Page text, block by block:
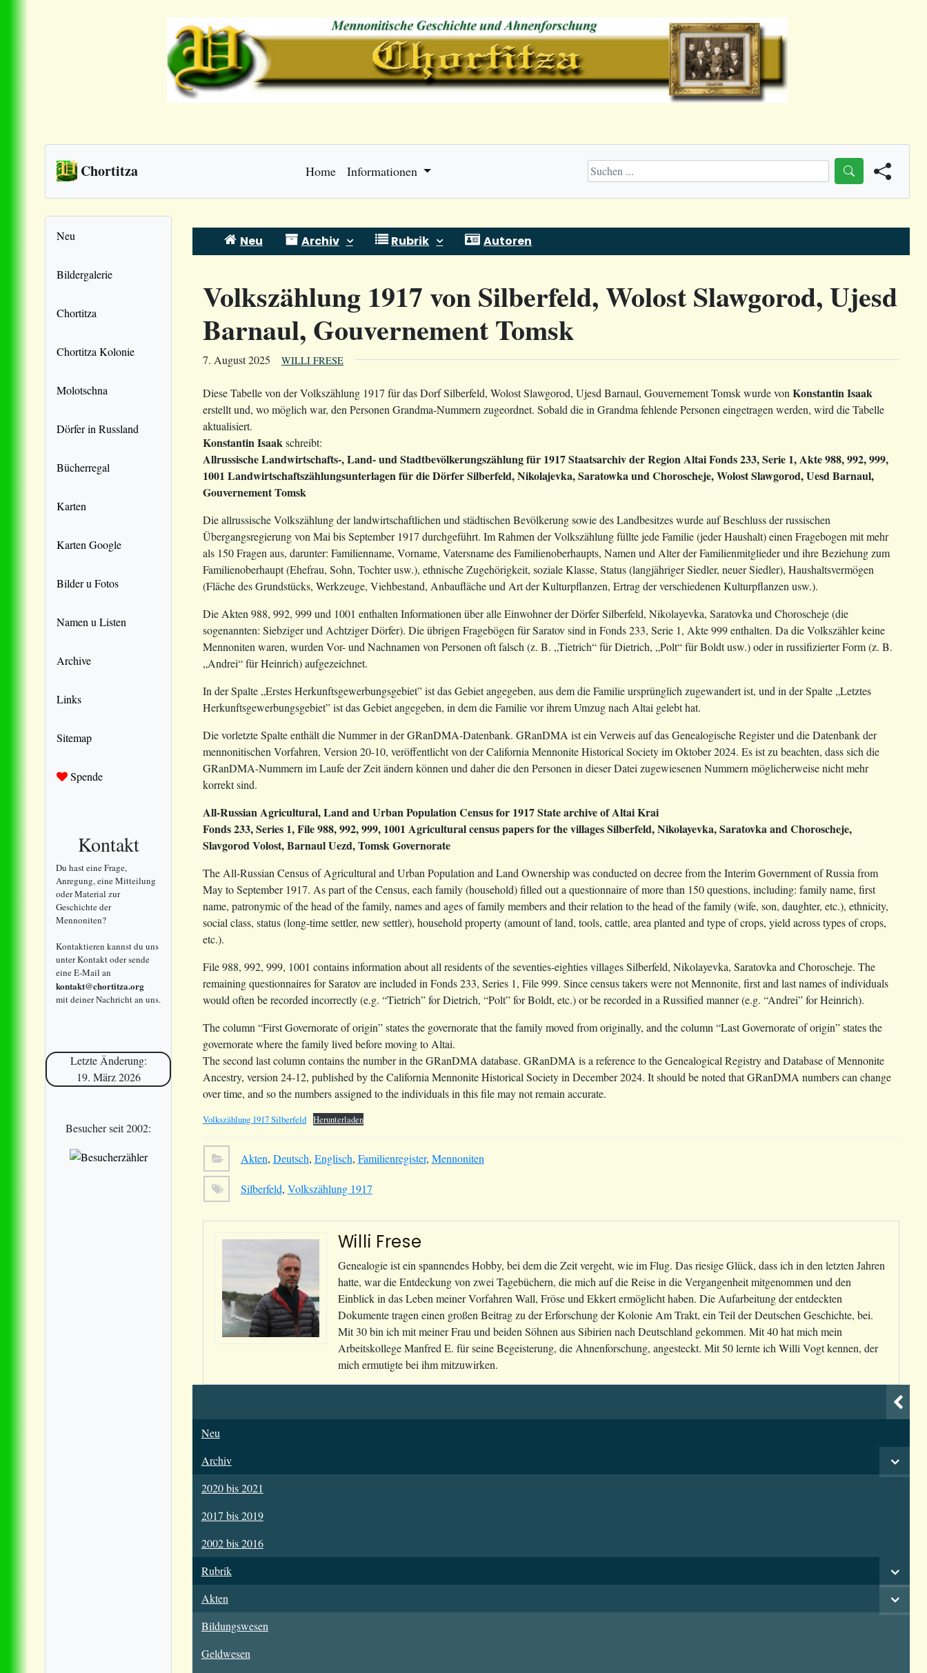
Chortitza Home Informationen
Neu
Bildergalerie
Chortitza
Chortitza Kolonie
Molotschna
Dörfer in Russland
Bücherregal
Karten
Karten Google
Bilder u Fotos
Namen u Listen
Archive
Links
Sitemap
Spende
Kontakt
Du hast eine Frage,
Anregung, eine Mitteilung
oder Material zur
Geschichte der
Mennoniten?
Kontaktieren kannst du uns
unter Kontakt oder sende
eine E-Mail an
kontakt@chortitza.org
mit deiner Nachricht an uns.
Letzte Änderung:
19. März 2026
Besucher seit 2002:
Skip
content
Neu Archiv Rubrik Autoren
Volkszählung 1917 von Silberfeld, Wolost Slawgorod, Ujesd
Barnaul, Gouvernement Tomsk
7. August 2025 WILLI FRESE
Diese Tabelle von der Volkszählung 1917 für das Dorf Silberfeld, Wolost Slawgorod, Ujesd Barnaul, Gouvernement Tomsk wurde von Konstantin Isaak
erstellt und, wo möglich war, den Personen Grandma-Nummern zugeordnet. Sobald die in Grandma fehlende Personen eingetragen werden, wird die Tabelle
aktualisiert.
Konstantin Isaak schreibt:
Allrussische Landwirtschafts-, Land- und Stadtbevölkerungszählung für 1917 Staatsarchiv der Region Altai Fonds 233, Serie 1, Akte 988, 992, 999,
1001 Landwirtschaftszählungsunterlagen für die Dörfer Silberfeld, Nikolajevka, Saratowka und Choroscheje, Wolost Slawgorod, Uesd Barnaul,
Gouvernement Tomsk
Die allrussische Volkszählung der landwirtschaftlichen und städtischen Bevölkerung sowie des Landbesitzes wurde auf Beschluss der russischen
Übergangsregierung von Mai bis September 1917 durchgeführt. Im Rahmen der Volkszählung füllte jede Familie (jeder Haushalt) einen Fragebogen mit mehr
als 150 Fragen aus, darunter: Familienname, Vorname, Vatersname des Familienoberhaupts, Namen und Alter der Familienmitglieder und ihre Beziehung zum
Familienoberhaupt (Ehefrau, Sohn, Tochter usw.), ethnische Zugehörigkeit, soziale Klasse, Status (langjähriger Siedler, neuer Siedler), Haushaltsvermögen
(Fläche des Grundstücks, Werkzeuge, Viehbestand, Anbaufläche und Art der Kulturpflanzen, Ertrag der verschiedenen Kulturpflanzen usw.).
Die Akten 988, 992, 999 und 1001 enthalten Informationen über alle Einwohner der Dörfer Silberfeld, Nikolayevka, Saratovka und Choroscheje (die
sogenannten: Siebziger und Achtziger Dörfer). Die übrigen Fragebögen für Saratov sind in Fonds 233, Serie 1, Akte 999 enthalten. Da die Volkszähler keine
Mennoniten waren, wurden Vor- und Nachnamen von Personen oft falsch (z. B. „Tietrich“ für Dietrich, „Polt“ für Boldt usw.) oder in russifizierter Form (z. B.
„Andrei“ für Heinrich) aufgezeichnet.
In der Spalte „Erstes Herkunftsgewerbungsgebiet” ist das Gebiet angegeben, aus dem die Familie ursprünglich zugewandert ist, und in der Spalte „Letztes
Herkunftsgewerbungsgebiet” ist das Gebiet angegeben, in dem die Familie vor ihrem Umzug nach Altai gelebt hat.
Die vorletzte Spalte enthält die Nummer in der GRanDMA-Datenbank. GRanDMA ist ein Verweis auf das Genealogische Register und die Datenbank der
mennonitischen Vorfahren, Version 20-10, veröffentlicht von der California Mennonite Historical Society im Oktober 2024. Es ist zu beachten, dass sich die
GRanDMA-Nummern im Laufe der Zeit ändern können und daher die den Personen in dieser Datei zugewiesenen Nummern möglicherweise nicht mehr
korrekt sind.
All-Russian Agricultural, Land and Urban Population Census for 1917State archive of Altai Krai
Fonds 233, Series 1, File 988, 992, 999, 1001 Agricultural census papers for the villages Silberfeld, Nikolayevka, Saratovka and Choroscheje,
Slavgorod Volost, Barnaul Uezd, Tomsk Governorate
The All-Russian Census of Agricultural and Urban Population and Land Ownership was conducted on decree from the Interim Government of Russia from
May to September 1917. As part of the Census, each family (household) filled out a questionnaire of more than 150 questions, including: family name, first
name, patronymic of the head of the family, names and ages of family members and their relation to the head of the family (wife, son, daughter, etc.), ethnicity,
social class, status (long-time settler, new settler), household property (amount of land, tools, cattle, area planted and type of crops, yield across types of crops,
etc.).
File 988, 992, 999, 1001 contains information about all residents of the seventies-eighties villages Silberfeld, Nikolayevka, Saratovka and Choroscheje. The
remaining questionnaires for Saratov are included in Fonds 233, Series 1, File 999. Since census takers were not Mennonite, first and last names of individuals
would often be recorded incorrectly (e.g. “Tietrich” for Dietrich, “Polt” for Boldt, etc.) or be recorded in a Russified manner (e.g. “Andrei” for Heinrich).
The column “First Governorate of origin” states the governorate that the family moved from originally, and the column “Last Governorate of origin” states the
governorate where the family lived before moving to Altai.
The second last column contains the number in the GRanDMA database. GRanDMA is a reference to the Genealogical Registry and Database of Mennonite
Ancestry, version 24-12, published by the California Mennonite Historical Society in December 2024. It should be noted that GRanDMA numbers can change
over time, and so the numbers assigned to the individuals in this file may not remain accurate.
Volkszählung 1917 Silberfeld Herunterladen
Akten, Deutsch, Englisch, Familienregister, Mennoniten
Silberfeld, Volkszählung 1917
Willi Frese
Genealogie ist ein spannendes Hobby, bei dem die Zeit vergeht, wie im Flug. Das riesige Glück, dass ich in den letzten Jahren
hatte, war die Entdeckung von zwei Tagebüchern, die mich auf die Reise in die Vergangenheit mitgenommen und den
Einblick in das Leben meiner Vorfahren Wall, Fröse und Ekkert ermöglicht haben. Die Aufarbeitung der entdeckten
Dokumente tragen einen großen Beitrag zu der Erforschung der Kolonie Am Trakt, ein Teil der Deutschen Geschichte, bei.
Mit 30 bin ich mit meiner Frau und beiden Söhnen aus Sibirien nach Deutschland gekommen. Mit 40 hat mich mein
Arbeitskollege Manfred E. für seine Begeisterung, die Ahnenforschung, angesteckt. Mit 50 lernte ich Willi Vogt kennen, der
mich ermutigte bei ihm mitzuwirken.
Neu
Archiv
2020 bis 2021
2017 bis 2019
2002 bis 2016
Rubrik
Akten
Bildungswesen
Geldwesen